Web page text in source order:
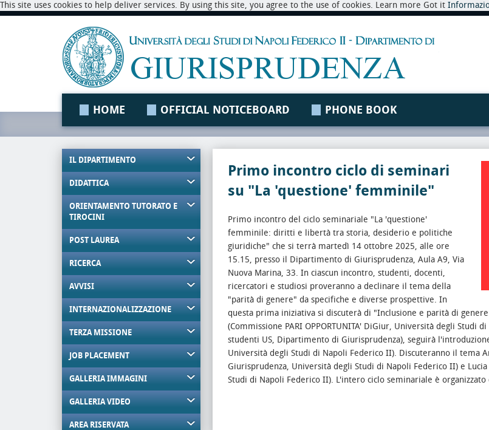
This site uses cookies to help deliver services. By using this site, you agree to the use of cookies. Learn more Got it
HOME OFFICIAL NOTICEBOARD PHONE BOOK
IL DIPARTIMENTO
DIDATTICA
ORIENTAMENTO TUTORATO E
TIROCINI
POST LAUREA
RICERCA
AVVISI
INTERNAZIONALIZZAZIONE
TERZA MISSIONE
JOB PLACEMENT
GALLERIA IMMAGINI
GALLERIA VIDEO
AREA RISERVATA
Primo incontro ciclo di seminari
su "La 'questione' femminile"
Primo incontro del ciclo seminariale "La 'questione'
femminile: diritti e libertà tra storia, desiderio e politiche
giuridiche" che si terrà martedì 14 ottobre 2025, alle ore
15.15, presso il Dipartimento di Giurisprudenza, Aula A9, Via
Nuova Marina, 33. In ciascun incontro, studenti, docenti,
ricercatori e studiosi proveranno a declinare il tema della
"parità di genere" da specifiche e diverse prospettive. In
questa prima iniziativa si discuterà di "Inclusione e parità di
(Commissione PARI OPPORTUNITA' DiGiur, Università degli Studi
studenti US, Dipartimento di Giurisprudenza), seguirà
Università degli Studi di Napoli Federico II). Discuteranno il tema
Giurisprudenza, Università degli Studi di Napoli Federico II) e
Studi di Napoli Federico II). L'intero ciclo seminariale è